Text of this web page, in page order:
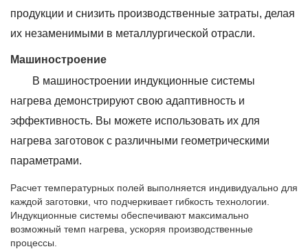
продукции и снизить производственные затраты, делая
их незаменимыми в металлургической отрасли.
Машиностроение
В машиностроении индукционные системы
нагрева демонстрируют свою адаптивность и
эффективность. Вы можете использовать их для
нагрева заготовок с различными геометрическими
параметрами.
Расчет температурных полей выполняется индивидуально для
каждой заготовки, что подчеркивает гибкость технологии.
Индукционные системы обеспечивают максимально
возможный темп нагрева, ускоряя производственные
процессы.